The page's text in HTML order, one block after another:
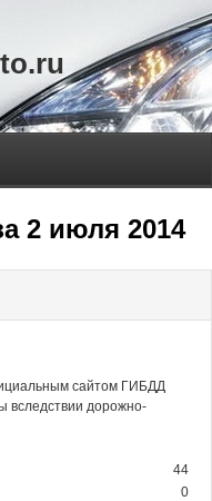
2 июля 2014
сайтом ГИБДД
вследствии дорожно-
44
0